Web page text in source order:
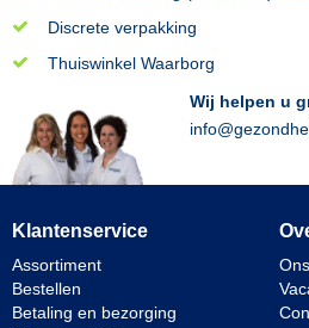
Discrete verpakking
Thuiswinkel Waarborg
Wij helpen u
Klantenservice
Assortiment
Bestellen
Betaling en bezorging